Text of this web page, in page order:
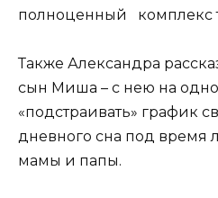
полноценный комплекс
Также Александра
сын Миша – с нею на
«подстраивать» график
дневного сна под время
мамы и папы.